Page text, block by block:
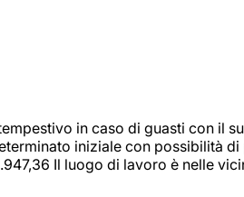
in caso di guasti con il
iniziale con possibilità
Il luogo di lavoro è nelle